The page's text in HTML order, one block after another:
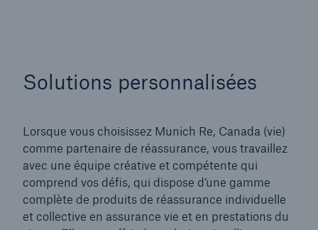
Solutions personnalisées
Lorsque vous choisissez Munich Re, Canada (vie)
comme partenaire de réassurance, vous travaillez
avec une équipe créative et compétente qui
comprend vos défis, qui dispose d’une gamme
complète de produits de réassurance individuelle
et collective en assurance vie et en prestations du